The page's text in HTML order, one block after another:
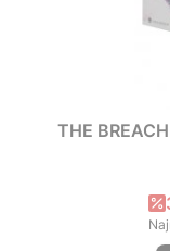
THE